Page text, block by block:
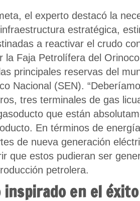
el experto destacó la
estratégica,
a reactivar el crudo
la Faja Petrolífera del
principales reservas del
Nacional (SEN).
tres terminales de gas
que están
En términos de
de nueva generación
que estos pudieran ser
petrolera.
inspirado en el